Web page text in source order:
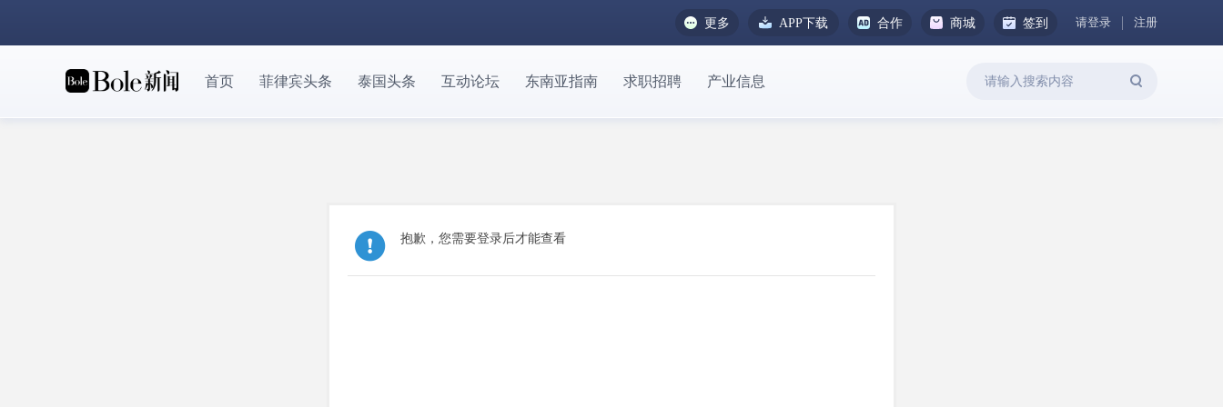
更多 APP下载 合作 商城 签到 请登录 注册
首页 菲律宾头条 泰国头条 互动论坛 东南亚指南 求职招聘 产业信息
抱歉，您需要登录后才能查看